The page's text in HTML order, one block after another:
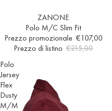
ZANONE
Polo M/C Slim Fit
Prezzo promozionale €107,00
Prezzo di listino €215,00
Polo
Jersey
Flex
Dusty
M/M